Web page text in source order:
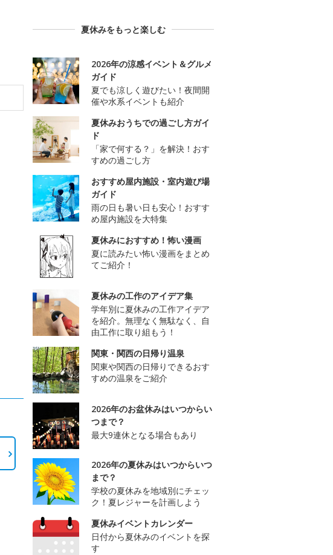
夏休みをもっと楽しむ
2026年の涼感イベント＆グルメ
ガイド
夏でも涼しく遊びたい！夜間開
催や水系イベントも紹介
夏休みおうちでの過ごし方ガイ
ド
「家で何する？」を解決！おす
すめの過ごし方
おすすめ屋内施設・室内遊び場
ガイド
雨の日も暑い日も安心！おすす
め屋内施設を大特集
夏休みにおすすめ！怖い漫画
夏に読みたい怖い漫画をまとめ
てご紹介！
夏休みの工作のアイデア集
学年別に夏休みの工作アイデア
を紹介。無理なく無駄なく、自
由工作に取り組もう！
関東・関西の日帰り温泉
関東や関西の日帰りできるおす
すめの温泉をご紹介
2026年のお盆休みはいつからい
つまで？
最大9連休となる場合もあり
2026年の夏休みはいつからいつ
まで？
学校の夏休みを地域別にチェッ
ク！夏レジャーを計画しよう
夏休みイベントカレンダー
日付から夏休みのイベントを探
す